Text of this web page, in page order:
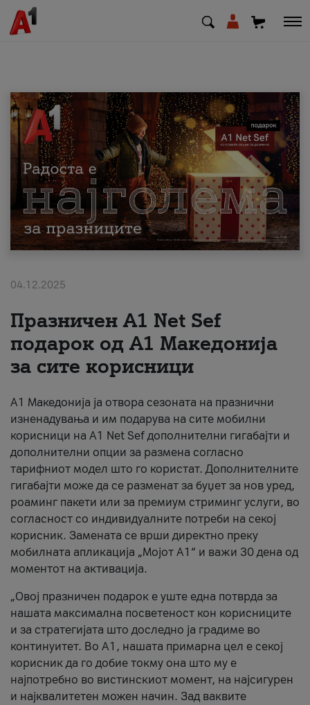
МК EN SQ
Приватни Деловни
Поддршка
Надополни кредит
За нас
#ПодобарОнлајн
04.12.2025
Празничен A1 Net Sеf
подарок од А1 Македонија
за сите корисници
А1 Македонија ја отвора сезоната на празнични
изненадувања и им подарува на сите мобилни
корисници на A1 Net Sef дополнителни гигабајти и
дополнителни опции за размена согласно
тарифниот модел што го користат. Дополнителните
гигабајти може да се разменат за буџет за нов уред,
роаминг пакети или за премиум стриминг услуги, во
согласност со индивидуалните потреби на секој
корисник. Замената се врши директно преку
мобилната апликација „Мојот А1“ и важи 30 дена од
моментот на активација.
„Овој празничен подарок е уште една потврда за
нашата максимална посветеност кон корисниците
и за стратегијата што доследно ја градиме во
континуитет. Во А1, нашата примарна цел е секој
корисник да го добие токму она што му е
најпотребно во вистинскиот момент, на најсигурен
и најквалитетен можен начин. Зад ваквите